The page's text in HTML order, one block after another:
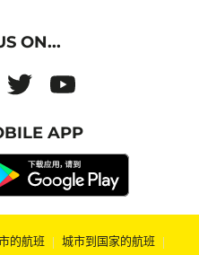
ON...
APP
的航班 | 城市到国家的航班 |